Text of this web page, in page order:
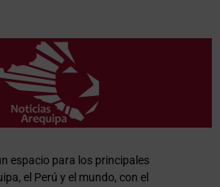
espacio para los principales
el Perú y el mundo, con el